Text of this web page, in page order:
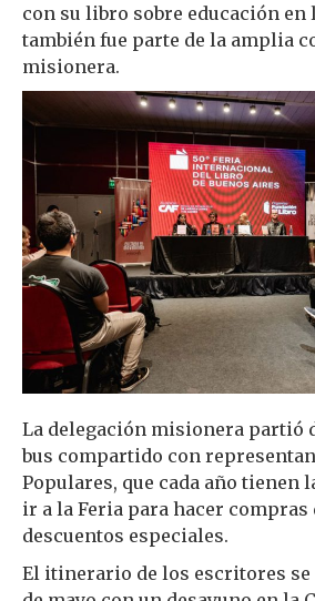
con su libro sobre educación en
también fue parte de la amplia
misionera.
La delegación misionera partió
bus compartido con
Populares, que cada año tienen
ir a la Feria para hacer compras
descuentos especiales.
El itinerario de los escritores